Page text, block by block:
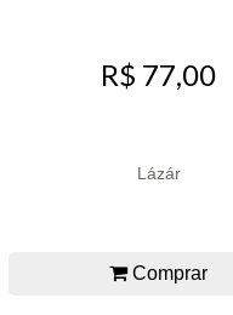
R$ 77,00
Lázár
Comprar